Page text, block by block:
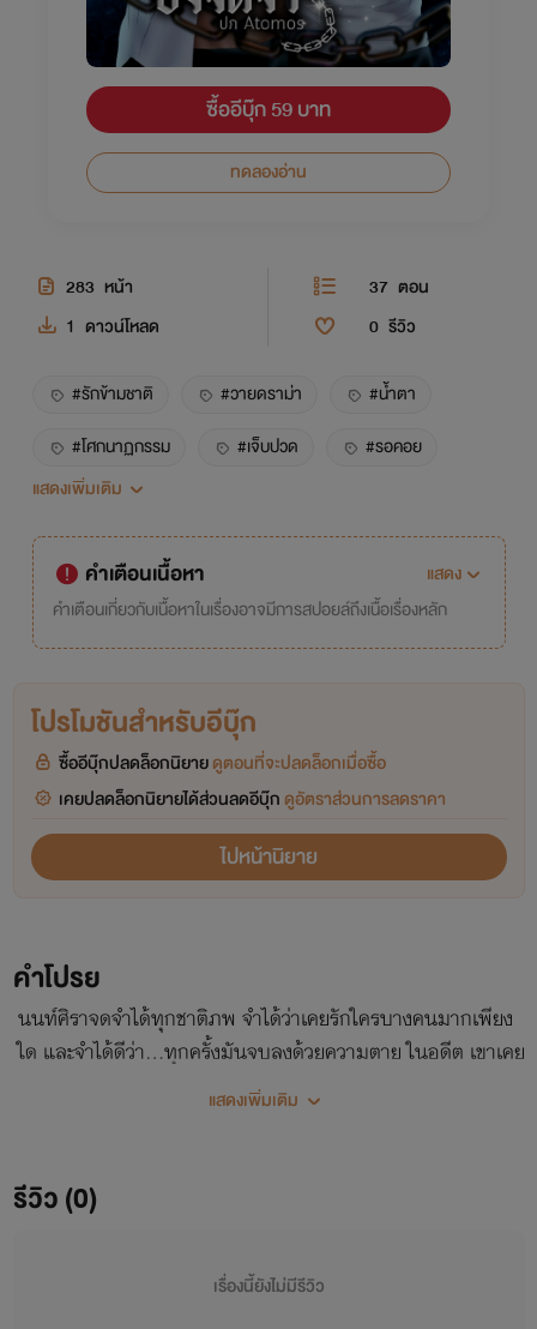
ซื้ออีบุ๊ก 59 บาท
ทดลองอ่าน
283 หน้า 37 ตอน
1 ดาวน์โหลด 0 รีวิว
#รักข้ามชาติ #วายดราม่า
#น้ำตา
#โศกนาฏกรรม
#เจ็บปวด
#รอคอย
#โชคชะตา
แสดงเพิ่มเติม
คำเตือนเนื้อหา
แสดง
คำเตือนเกี่ยวกับเนื้อหาในเรื่องอาจมีการสปอยล์ถึงเนื้อเรื่องหลัก
โปรโมชันสำหรับอีบุ๊ก
ซื้ออีบุ๊กปลดล็อกนิยายดูตอนที่จะปลดล็อกเมื่อซื้อ
เคยปลดล็อกนิยายได้ส่วนลดอีบุ๊ก ดูอัตราส่วนการลดราคา
ไปหน้านิยาย
คำโปรย
นนท์ศิราจดจำได้ทุกชาติภพ จำได้ว่าเคยรักใครบางคนมากเพียง
ใด และจำได้ดีว่า…ทุกครั้งมันจบลงด้วยความตาย ในอดีต เขาเคย
ถูกเข้าใจผิดว่า “ทอดทิ้ง”จนความรักกลายเป็นความแค้น และ
ครั้ง
แสดงเพิ่มเติม
รีวิว (0)
เรื่องนี้ยังไม่มีรีวิว